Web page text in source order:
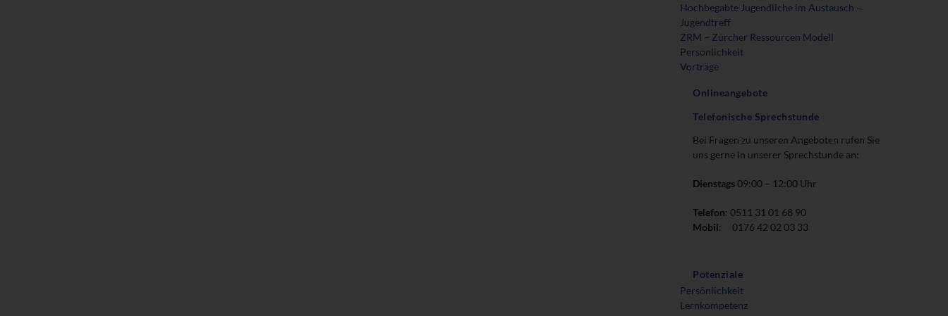
Hochbegabte Jugendliche im Austausch –
Jugendtreff
ZRM – Zürcher Ressourcen Modell
Persönlichkeit
Vorträge
Onlineangebote
Telefonische Sprechstunde
Bei Fragen zu unseren Angeboten rufen Sie
uns gerne in unserer Sprechstunde an:
Dienstags09:00 – 12:00 Uhr
Telefon: 0511 31 01 68 90
Mobil: 0176 42 02 03 33
Potenziale
Persönlichkeit
Lernkompetenz